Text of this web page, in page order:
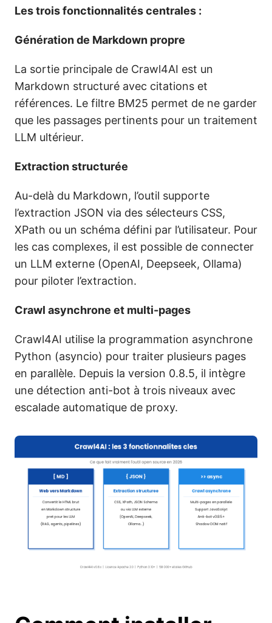
Les trois fonctionnalités centrales :
Génération de Markdown propre
La sortie principale de Crawl4AI est un
Markdown structuré avec citations et
références. Le filtre BM25 permet de ne garder
que les passages pertinents pour un traitement
LLM ultérieur.
Extraction structurée
Au-delà du Markdown, l’outil supporte
l’extraction JSON via des sélecteurs CSS,
XPath ou un schéma défini par l’utilisateur. Pour
les cas complexes, il est possible de connecter
un LLM externe (OpenAI, Deepseek, Ollama)
pour piloter l’extraction.
Crawl asynchrone et multi-pages
Crawl4AI utilise la programmation asynchrone
Python (asyncio) pour traiter plusieurs pages
en parallèle. Depuis la version 0.8.5, il intègre
une détection anti-bot à trois niveaux avec
escalade automatique de proxy.